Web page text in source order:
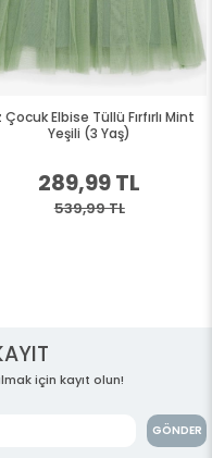
Çocuk Elbise Tüllü Fırfırlı Mint
Yeşili (3 Yaş)
289,99 TL
539,99 TL
için kayıt olun!
GÖNDER